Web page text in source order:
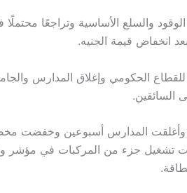
والسلع الأساسية وتراجعًا
انخفاض قيمة الجنيه.
الحكومي وإغلاق المدارس
السائقين.
وأغلقت المدارس أسبوعين وخفضت
تشغيل جزء من المركبات في مؤشر